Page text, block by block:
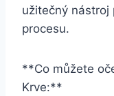
‌užitečný nástroj​
procesu.
**Co můžete​
Krve:**